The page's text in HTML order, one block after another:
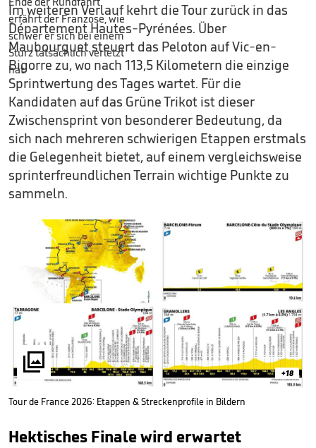
Im weiteren Verlauf kehrt die Tour zurück in das
Département Hautes-Pyrénées. Über
Maubourguet steuert das Peloton auf Vic-en-
Bigorre zu, wo nach 113,5 Kilometern die einzige
Sprintwertung des Tages wartet. Für die
Kandidaten auf das Grüne Trikot ist dieser
Zwischensprint von besonderer Bedeutung, da
sich nach mehreren schwierigen Etappen erstmals
die Gelegenheit bietet, auf einem vergleichsweise
sprinterfreundlichen Terrain wichtige Punkte zu
sammeln.
 +18
Tour de France 2026: Etappen & Streckenprofile in Bildern
Hektisches Finale wird erwartet